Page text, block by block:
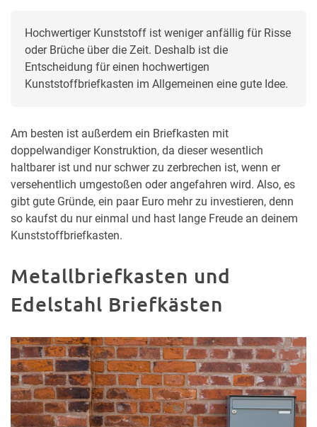
Hochwertiger Kunststoff ist weniger anfällig für Risse
oder Brüche über die Zeit. Deshalb ist die
Entscheidung für einen hochwertigen
Kunststoffbriefkasten im Allgemeinen eine gute Idee.
Am besten ist außerdem ein Briefkasten mit
doppelwandiger Konstruktion, da dieser wesentlich
haltbarer ist und nur schwer zu zerbrechen ist, wenn er
versehentlich umgestoßen oder angefahren wird. Also, es
gibt gute Gründe, ein paar Euro mehr zu investieren, denn
so kaufst du nur einmal und hast lange Freude an deinem
Kunststoffbriefkasten.
Metallbriefkasten und
Edelstahl Briefkästen